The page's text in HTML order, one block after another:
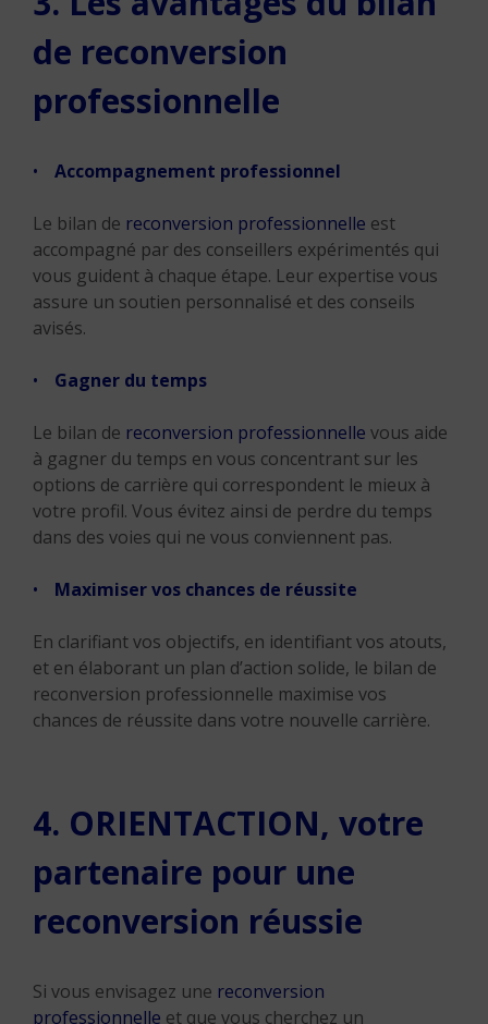
de reconversion
professionnelle
Accompagnement professionnel
Le bilan de reconversion professionnelle est
accompagné par des conseillers expérimentés qui
vous guident à chaque étape. Leur expertise vous
assure un soutien personnalisé et des conseils
avisés.
Gagner du temps
Le bilan de reconversion professionnelle vous aide
à gagner du temps en vous concentrant sur les
options de carrière qui correspondent le mieux à
votre profil. Vous évitez ainsi de perdre du temps
dans des voies qui ne vous conviennent pas.
Maximiser vos chances de réussite
En clarifiant vos objectifs, en identifiant vos atouts,
et en élaborant un plan d’action solide, le bilan de
reconversion professionnelle maximise vos
chances de réussite dans votre nouvelle carrière.
4. ORIENTACTION, votre
partenaire pour une
reconversion réussie
Si vous envisagez une reconversion
professionnelle et que vous cherchez un